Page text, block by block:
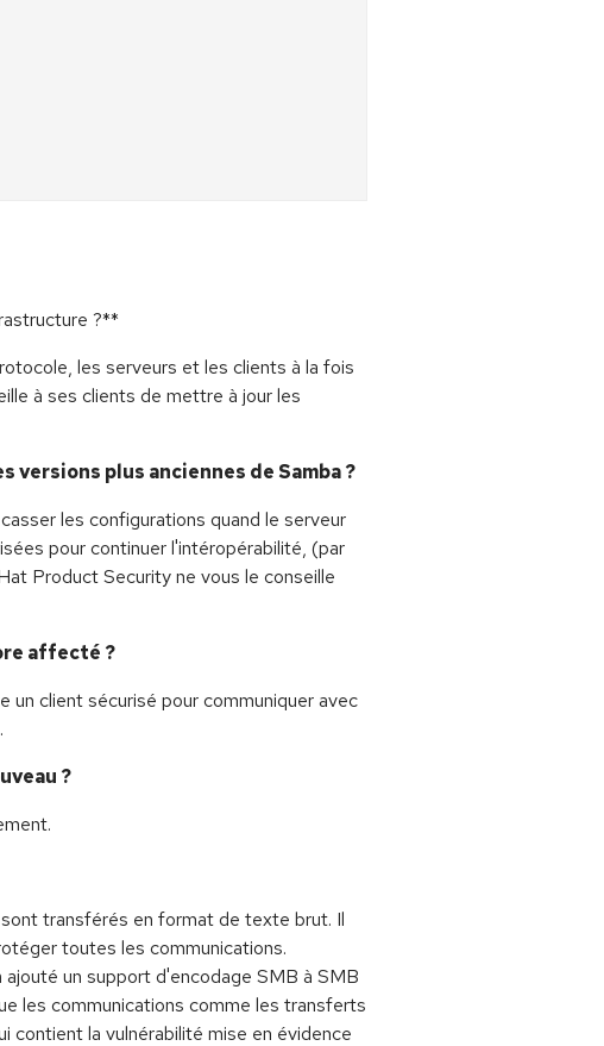
?**
les serveurs et les clients à la fois
à ses clients de mettre à jour les
plus anciennes de Samba ?
les configurations quand le serveur
pour continuer l'intéropérabilité, (par
Product Security ne vous le conseille
affecté ?
un client sécurisé pour communiquer avec
?
transférés en format de texte brut. Il
toutes les communications.
un support d'encodage SMB à SMB
les communications comme les transferts
la vulnérabilité mise en évidence